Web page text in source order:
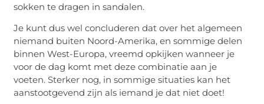
sokken te dragen in sandalen.
Je kunt dus wel concluderen dat over het algemeen
niemand buiten Noord-Amerika, en sommige delen
binnen West-Europa, vreemd opkijken wanneer je
voor de dag komt met deze combinatie aan je
voeten. Sterker nog, in sommige situaties kan het
aanstootgevend zijn als iemand je dat niet doet!